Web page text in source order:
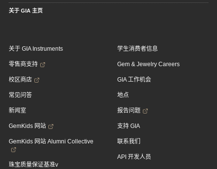
关于 GIA 主页
关于 GIA Instruments
零售商支持
校区商店
常见问答
新闻室
GemKids 网站
GemKids 网站 Alumni Collective
珠宝质量保证基准v
学生消费者信息
Gem & Jewelry Careers
GIA 工作机会
地点
报告问题
支持 GIA
联系我们
API 开发人员